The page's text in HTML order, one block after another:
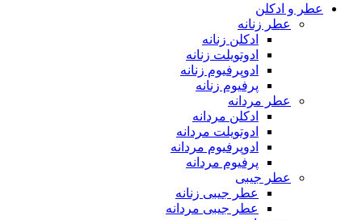
عطر و ادکلن
عطر زنانه
ادکلن زنانه
ادوتویلت زنانه
ادوپرفیوم زنانه
پرفیوم زنانه
عطر مردانه
ادکلن مردانه
ادوتویلت مردانه
ادوپرفیوم مردانه
پرفیوم مردانه
عطر جیبی
عطر جیبی زنانه
عطر جیبی مردانه